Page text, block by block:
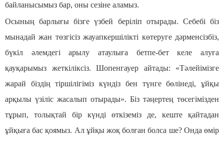
байланысымыз бар, оны сезіне аламыз.
Осының барлығы бізге үзбей беріліп отырады. Себебі біз
мынадай жан төзгісіз жауапкершілікті көтеруге дәрменсізбіз,
бүкіл әлемдегі арылу атаулыға бетпе-бет келе алуға
қауқарымыз жеткіліксіз. Шопенгауер айтады: «Тәлейімізге
жарай біздің тіршілігіміз күндіз бен түнге бөлінеді, ұйқы
арқылы үзіліс жасалып отырады». Біз тәңертең төсегімізден
тұрып, толықтай бір күнді өткіземіз де, кеште қайтадан
ұйқыға бас қоямыз. Ал ұйқы жоқ болған болса ше? Онда өмір